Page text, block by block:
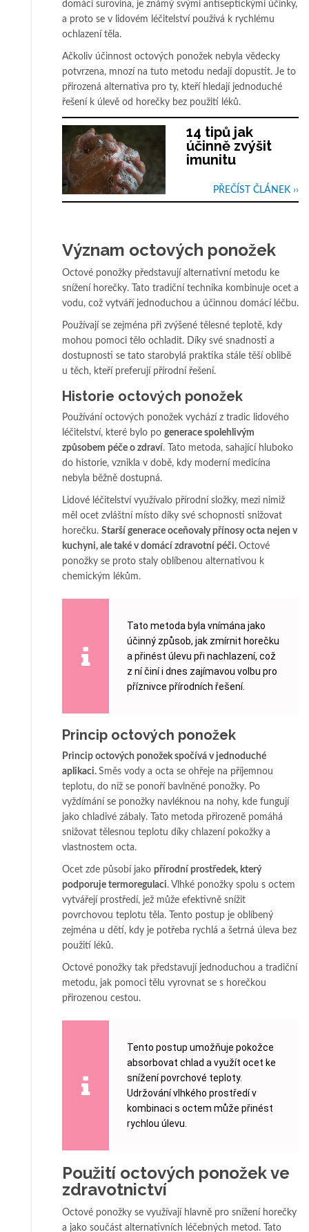
domácí surovina, je známý svými antiseptickými účinky,
a proto se v lidovém léčitelství používá k rychlému
ochlazení těla.
Ačkoliv účinnost octových ponožek nebyla vědecky
potvrzena, mnozí na tuto metodu nedají dopustit. Je to
přirozená alternativa pro ty, kteří hledají jednoduché
řešení k úlevě od horečky bez použití léků.
14 tipů jak
účinně zvýšit
imunitu
PŘEČÍST ČLÁNEK ››
Význam octových ponožek
Octové ponožky představují alternativní metodu ke
snížení horečky. Tato tradiční technika kombinuje ocet a
vodu, což vytváří jednoduchou a účinnou domácí léčbu.
Používají se zejména při zvýšené tělesné teplotě, kdy
mohou pomoci tělo ochladit. Díky své snadnosti a
dostupnosti se tato starobylá praktika stále těší oblibě
u těch, kteří preferují přírodní řešení.
Historie octových ponožek
Používání octových ponožek vychází z tradic lidového
léčitelství, které bylo po generace spolehlivým
způsobem péče o zdraví. Tato metoda, sahající hluboko
do historie, vznikla v době, kdy moderní medicína
nebyla běžně dostupná.
Lidové léčitelství využívalo přírodní složky, mezi nimiž
měl ocet zvláštní místo díky své schopnosti snižovat
horečku. Starší generace oceňovaly přínosy octa nejen v
kuchyni, ale také v domácí zdravotní péči. Octové
ponožky se proto staly oblíbenou alternativou k
chemickým lékům.
Tato metoda byla vnímána jako
účinný způsob, jak zmírnit horečku
a přinést úlevu při nachlazení, což
z ní činí i dnes zajímavou volbu pro
příznivce přírodních řešení.
Princip octových ponožek
Princip octových ponožek spočívá v jednoduché
aplikaci. Směs vody a octa se ohřeje na příjemnou
teplotu, do níž se ponoří bavlněné ponožky. Po
vyždímání se ponožky navléknou na nohy, kde fungují
jako chladivé zábaly. Tato metoda přirozeně pomáhá
snižovat tělesnou teplotu díky chlazení pokožky a
vlastnostem octa.
Ocet zde působí jako přírodní prostředek, který
podporuje termoregulaci. Vlhké ponožky spolu s octem
vytvářejí prostředí, jež může efektivně snížit
povrchovou teplotu těla. Tento postup je oblíbený
zejména u dětí, kdy je potřeba rychlá a šetrná úleva bez
použití léků.
Octové ponožky tak představují jednoduchou a tradiční
metodu, jak pomoci tělu vyrovnat se s horečkou
přirozenou cestou.
Tento postup umožňuje pokožce
absorbovat chlad a využít ocet ke
snížení povrchové teploty.
Udržování vlhkého prostředí v
kombinaci s octem může přinést
rychlou úlevu.
Použití octových ponožek ve
zdravotnictví
Octové ponožky se využívají hlavně pro snížení horečky
a jako součást alternativních léčebných metod. Tato